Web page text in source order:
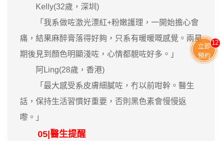
Kelly(32歲，深圳)
「我系做咗激光漂紅+粉嫩護理，一開始擔心會
痛，結果麻醉膏落得好夠，只系有暖暖嘅感覺。兩星
期後見到顏色明顯淺咗，心情都靚咗好多。」
阿Ling(28歲，香港)
「最大感受系皮膚細膩咗，冇以前咁幹。醫生
話，保持生活習慣好重要，否則黑色素會慢慢返
嚟。」
05|醫生提醒
立即
預約
13